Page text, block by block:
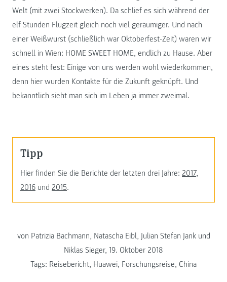
Welt (mit zwei Stockwerken). Da schlief es sich während der
elf Stunden Flugzeit gleich noch viel geräumiger. Und nach
einer Weißwurst (schließlich war Oktoberfest-Zeit) waren wir
schnell in Wien: HOME SWEET HOME, endlich zu Hause. Aber
eines steht fest: Einige von uns werden wohl wiederkommen,
denn hier wurden Kontakte für die Zukunft geknüpft. Und
bekanntlich sieht man sich im Leben ja immer zweimal.
Tipp
Hier finden Sie die Berichte der letzten drei Jahre: 2017,
2016 und 2015.
von Patrizia Bachmann, Natascha Eibl, Julian Stefan Jank und
Niklas Sieger, 19. Oktober 2018
Tags: Reisebericht, Huawei, Forschungsreise, China